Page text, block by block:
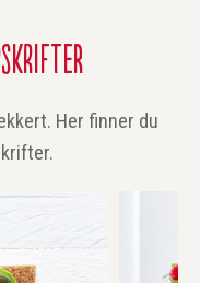
Her finner du